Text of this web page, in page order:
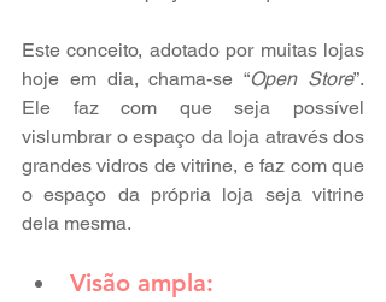
Este conceito, adotado por muitas lojas
hoje em dia, chama-se “Open Store”.
Ele faz com que seja possível
vislumbrar o espaço da loja através dos
grandes vidros de vitrine, e faz com que
o espaço da própria loja seja vitrine
dela mesma.
Visão ampla: